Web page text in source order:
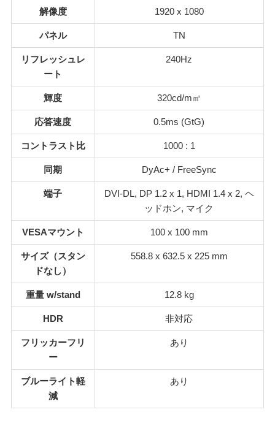
解像度 1920 x 1080
パネル TN
リフレッシュレ
ート
240Hz
輝度 320cd/m㎡
応答速度 0.5ms (GtG)
コントラスト比 1000 : 1
同期 DyAc+ / FreeSync
端子
DVI-DL, DP 1.2 x 1, HDMI 1.4 x 2, ヘ
ッドホン, マイク
VESAマウント 100 x 100 mm
サイズ（スタン
ドなし）
558.8 x 632.5 x 225 mm
重量 w/stand 12.8 kg
HDR 非対応
フリッカーフリ
ー
あり
ブルーライト軽
減
あり